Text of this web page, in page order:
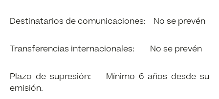
Destinatarios de comunicaciones: No se prevén
Transferencias internacionales: No se prevén
Plazo de supresión: Mínimo 6 años desde su
emisión.